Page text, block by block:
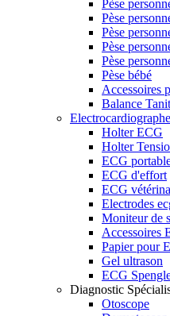
Pèse
Pèse
Pèse
Pèse
Pèse
Pèse bébé
Accessoires
Balance
Holter ECG
Holter
ECG
ECG d'effort
ECG
Electrodes
Moniteur de
Accessoires
Papier pour
Gel ultrason
ECG
Diagnostic
Otoscope